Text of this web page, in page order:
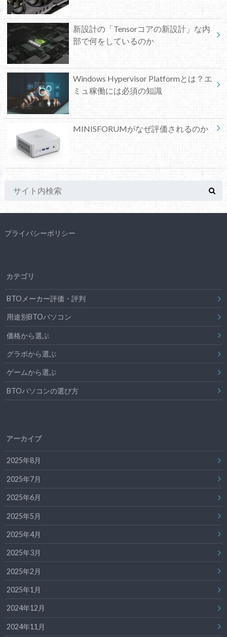
新設計の「Tensorコアの新設計」な内
部で何をしているのか
Windows Hypervisor Platformとは？エ
ミュ稼働には必須の知識
MINISFORUMがなぜ評価されるのか
プライバシーポリシー
カテゴリ
BTOメーカー評価・評判
用途別BTOパソコン
価格から選ぶ
グラボから選ぶ
ゲームから選ぶ
BTOパソコンの選び方
アーカイブ
2025年8月
2025年7月
2025年6月
2025年5月
2025年4月
2025年3月
2025年2月
2025年1月
2024年12月
2024年11月